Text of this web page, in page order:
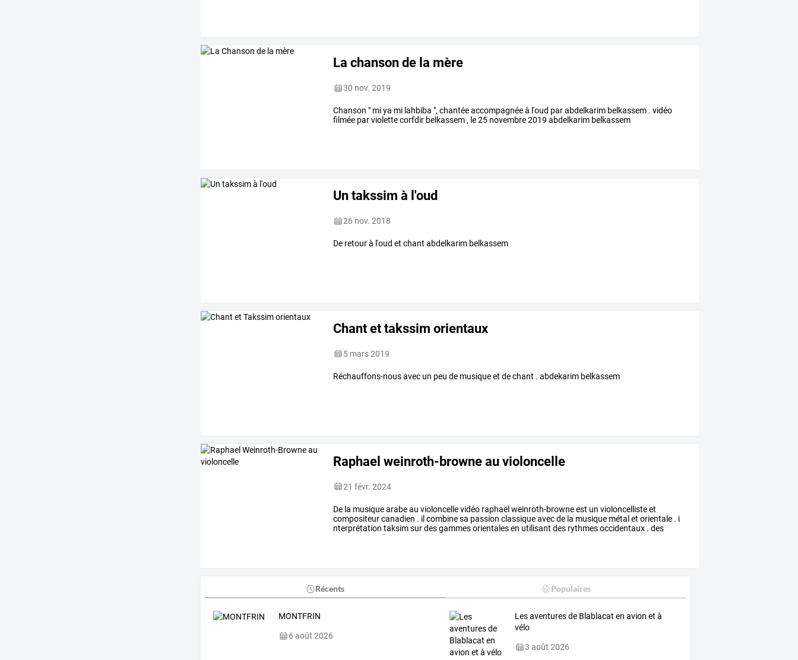
La chanson de la mère
30 nov. 2019
Chanson " mi ya mi lahbiba ", chantée accompagnée à l'oud par abdelkarim belkassem . vidéo
filmée par violette corfdir belkassem , le 25 novembre 2019 abdelkarim belkassem
Un takssim à l'oud
26 nov. 2018
De retour à l'oud et chant abdelkarim belkassem
Chant et takssim orientaux
5 mars 2019
Réchauffons-nous avec un peu de musique et de chant . abdekarim belkassem
Raphael weinroth-browne au violoncelle
21 févr. 2024
De la musiquearabeau violoncellevidéo raphaël weinroth-browneest un violoncellisteet
compositeurcanadien . il combinesa passion classiqueavecde la musique métal et orientale . i
nterprétation taksimsurdesgammesorientalesen utilisant des rythmesoccidentaux . des
instruments
d'enregistrement
Récents Populaires
MONTFRIN
6 août 2026
Les aventures de Blablacat en avion et à
vélo
3 août 2026